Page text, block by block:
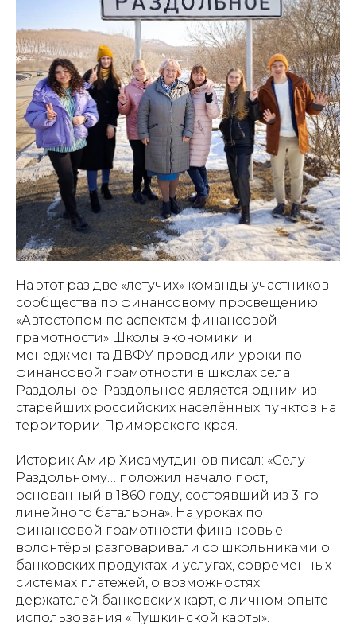
На этот раз две «летучих» команды участников
сообщества по финансовому просвещению
«Автостопом по аспектам финансовой
грамотности» Школы экономики и
менеджмента ДВФУ проводили уроки по
финансовой грамотности в школах села
Раздольное. Раздольное является одним из
старейших российских населённых пунктов на
территории Приморского края.
Историк Амир Хисамутдинов писал: «Селу
Раздольному… положил начало пост,
основанный в 1860 году, состоявший из 3-го
линейного батальона». На уроках по
финансовой грамотности финансовые
волонтёры разговаривали со школьниками о
банковских продуктах и услугах, современных
системах платежей, о возможностях
держателей банковских карт, о личном опыте
использования «Пушкинской карты».